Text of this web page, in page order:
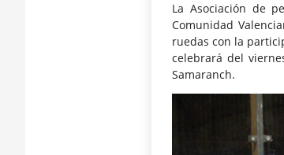
La Asociación de
Comunidad
ruedas con la
celebrará del
Samaranch.